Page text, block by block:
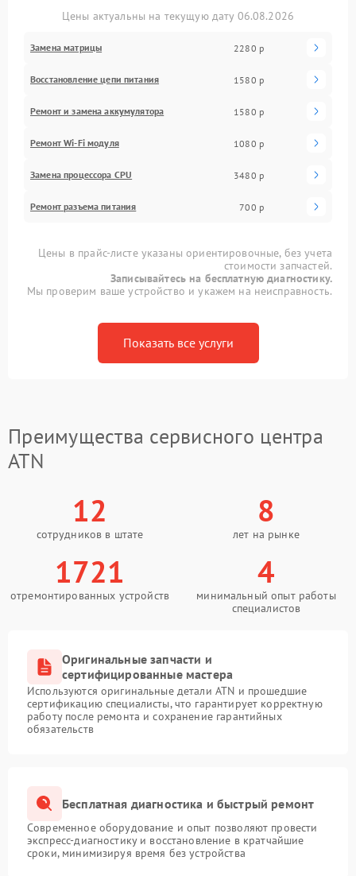
Цены актуальны на текущую дату 06.08.2026
Замена матрицы 2280 р
Восстановление цепи питания 1580 р
Ремонт и замена аккумулятора 1580 р
Ремонт Wi-Fi модуля 1080 р
Замена процессора CPU 3480 р
Ремонт разъема питания 700 р
Цены в прайс-листе указаны ориентировочные, без учета
стоимости запчастей.
Записывайтесь на бесплатную диагностику.
Мы проверим ваше устройство и укажем на неисправность.
Показать все услуги
Преимущества сервисного центра
ATN
12
сотрудников в штате
8
лет на рынке
1721
отремонтированных устройств
4
минимальный опыт работы
специалистов
Оригинальные запчасти и
сертифицированные мастера
Используются оригинальные детали ATN и прошедшие
сертификацию специалисты, что гарантирует корректную
работу после ремонта и сохранение гарантийных
обязательств
Бесплатная диагностика и быстрый ремонт
Современное оборудование и опыт позволяют провести
экспресс-диагностику и восстановление в кратчайшие
сроки, минимизируя время без устройства